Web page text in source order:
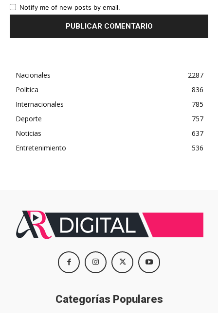
Notify me of new posts by email.
Nacionales
2287
Política
836
Internacionales
785
Deporte
757
Noticias
637
Entretenimiento
536
Categorías Populares